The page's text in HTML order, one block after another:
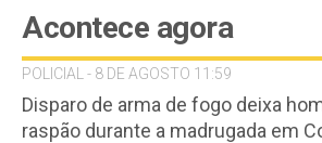
Acontece agora
POLICIAL - 8 DE AGOSTO 11:59
Disparo de arma de fogo deixa
raspão durante a madrugada em